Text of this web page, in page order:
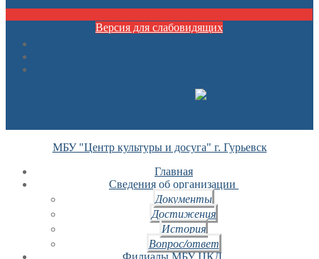
Версия для слабовидящих
МБУ "Центр культуры и досуга" г. Гурьевск
Главная
Сведения об организации
Документы
Достижения
История
Вопрос/ответ